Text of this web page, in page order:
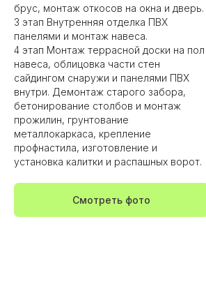
брус, монтаж откосов на окна и дверь.
3 этап Внутренняя отделка ПВХ
панелями и монтаж навеса.
4 этап Монтаж террасной доски на пол
навеса, облицовка части стен
сайдингом снаружи и панелями ПВХ
внутри. Демонтаж старого забора,
бетонирование столбов и монтаж
прожилин, грунтование
металлокаркаса, крепление
профнастила, изготовление и
установка калитки и распашных ворот.
Смотреть фото